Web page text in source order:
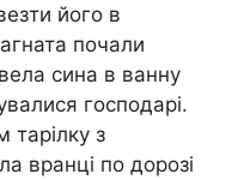
його в
почали
сина в ванну
господарі.
тарілку з
вранці по дорозі